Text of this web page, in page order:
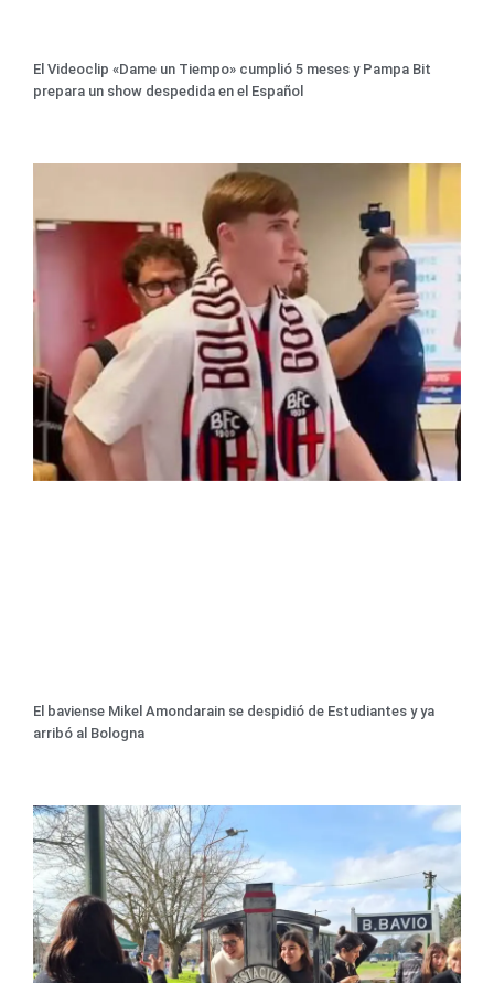
El Videoclip «Dame un Tiempo» cumplió 5 meses y Pampa Bit
prepara un show despedida en el Español
El baviense Mikel Amondarain se despidió de Estudiantes y ya
arribó al Bologna